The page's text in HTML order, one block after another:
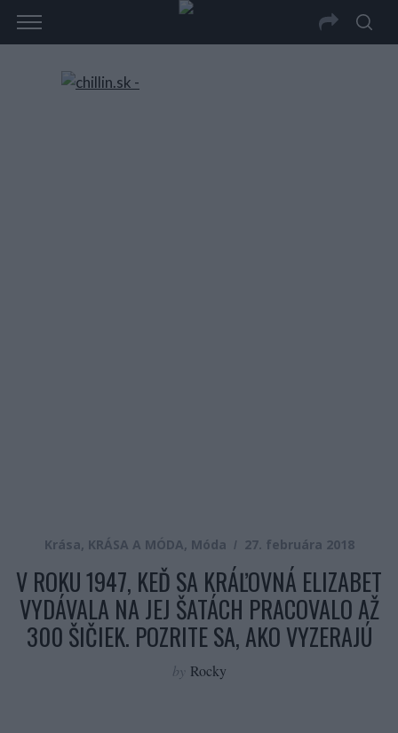
Krása, KRÁSA A MÓDA, Móda 27. februára 2018
V ROKU 1947, KEĎ SA KRÁĽOVNÁ ELIZABET
VYDÁVALA NA JEJ ŠATÁCH PRACOVALO AŽ
300 ŠIČIEK. POZRITE SA, AKO VYZERAJÚ
by Rocky